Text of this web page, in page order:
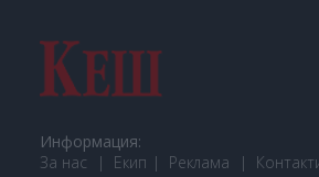
Информация:
За нас
Екип Реклама